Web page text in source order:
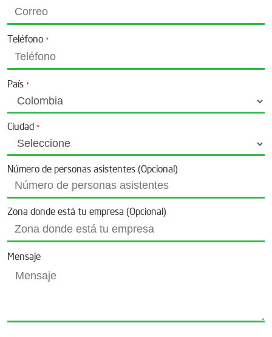
Teléfono *
País *
Ciudad *
Número de personas asistentes (Opcional)
Zona donde está tu empresa (Opcional)
Mensaje